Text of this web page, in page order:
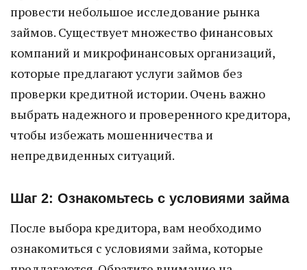
провести небольшое исследование рынка
займов. Существует множество финансовых
компаний и микрофинансовых организаций,
которые предлагают услуги займов без
проверки кредитной истории. Очень важно
выбрать надежного и проверенного кредитора,
чтобы избежать мошенничества и
непредвиденных ситуаций.
Шаг 2: Ознакомьтесь с условиями займа
После выбора кредитора, вам необходимо
ознакомиться с условиями займа, которые